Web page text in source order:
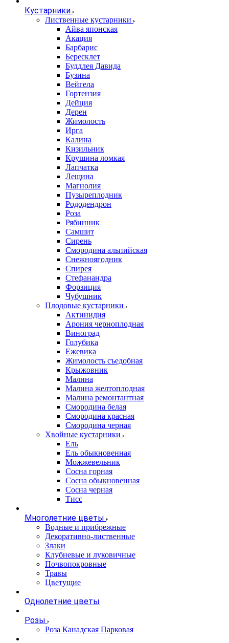
Кустарники
Лиственные кустарники
Айва японская
Акация
Барбарис
Бересклет
Буддлея Давида
Бузина
Вейгела
Гортензия
Дейция
Дерен
Жимолость
Ирга
Калина
Кизильник
Крушина ломкая
Лапчатка
Лещина
Магнолия
Пузыреплодник
Рододендрон
Роза
Рябинник
Самшит
Сирень
Смородина альпийская
Снежноягодник
Спирея
Стефанандра
Форзиция
Чубушник
Плодовые кустарники
Актинидия
Арония черноплодная
Виноград
Голубика
Ежевика
Жимолость съедобная
Крыжовник
Малина
Малина желтоплодная
Малина ремонтантная
Смородина белая
Смородина красная
Смородина черная
Хвойные кустарники
Ель
Ель обыкновенная
Можжевельник
Сосна горная
Сосна обыкновенная
Сосна черная
Тисс
Многолетние цветы
Водные и прибрежные
Декоративно-лиственные
Злаки
Клубневые и луковичные
Почвопокровные
Травы
Цветущие
Однолетние цветы
Розы
Роза Канадская Парковая